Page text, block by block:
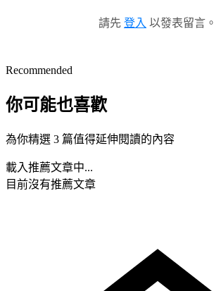
請先 登入 以發表留言。
Recommended
你可能也喜歡
為你精選 3 篇值得延伸閱讀的內容
載入推薦文章中...
目前沒有推薦文章